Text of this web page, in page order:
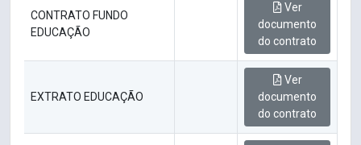
CONTRATO FUNDO
EDUCAÇÃO
Ver
documento
do contrato
EXTRATO EDUCAÇÃO
Ver
documento
do contrato